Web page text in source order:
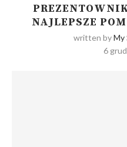
NAJLEPSZE
written byMy
6